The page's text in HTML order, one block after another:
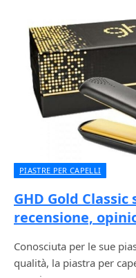
PIASTRE PER CAPELLI
GHD Gold
recensione,
Conosciuta per le sue
qualità, la piastra per